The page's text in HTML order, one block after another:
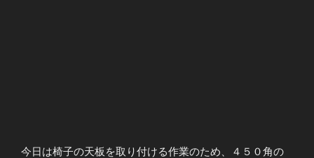
今日は椅子の天板を取り付ける作業のため、４５０角の